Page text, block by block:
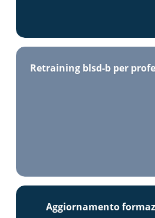
Retraining blsd-b per
Aggiornamento